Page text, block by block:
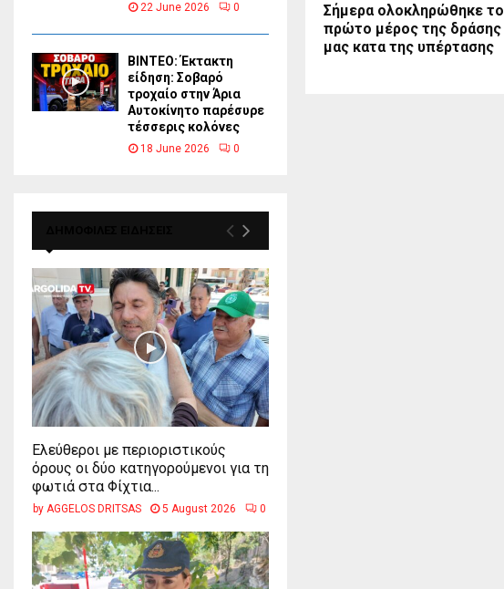
Σήμερα ολοκληρώθηκε το
πρώτο μέρος της δράσης
μας κατα της υπέρτασης
22 June 2026 0
ΒΙΝΤΕΟ: Έκτακτη
είδηση: Σοβαρό
τροχαίο στην Άρια
Αυτοκίνητο παρέσυρε
τέσσερις κολόνες
18 June 2026 0
Ελεύθεροι με περιοριστικούς
όρους οι δύο κατηγορούμενοι για τη
φωτιά στα Φίχτια...
by AGGELOS DRITSAS 5 August 2026 0